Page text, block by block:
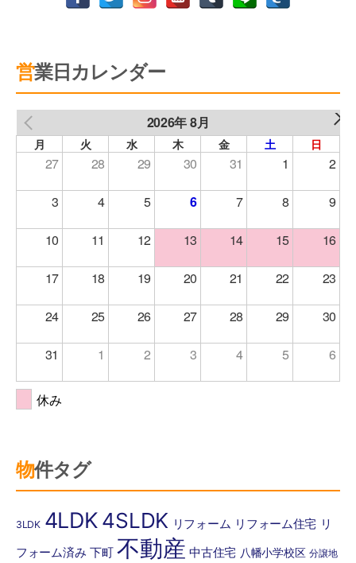
営業日カレンダー
2026年 8月
月 火 水 木 金 土 日
27 28 29 30 31 1 2
3 4 5 6 7 8 9
10 11 12 13 14 15 16
17 18 19 20 21 22 23
24 25 26 27 28 29 30
31 1 2 3 4 5 6
休み
物件タグ
3LDK 4LDK4SLDK リフォーム リフォーム住宅 リ
フォーム済み 下町 不動産 中古住宅 八幡小学校区 分譲地